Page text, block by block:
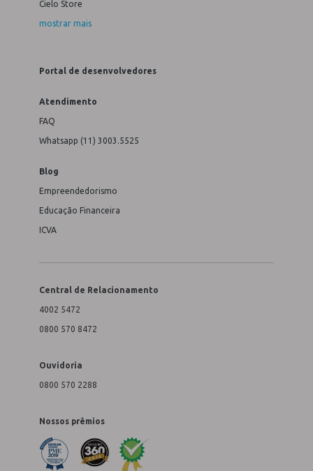
Cielo Store
mostrar mais
Portal de desenvolvedores
Atendimento
FAQ
Whatsapp (11) 3003.5525
Blog
Empreendedorismo
Educação Financeira
ICVA
Central de Relacionamento
4002 5472
0800 570 8472
Ouvidoria
0800 570 2288
Nossos prêmios